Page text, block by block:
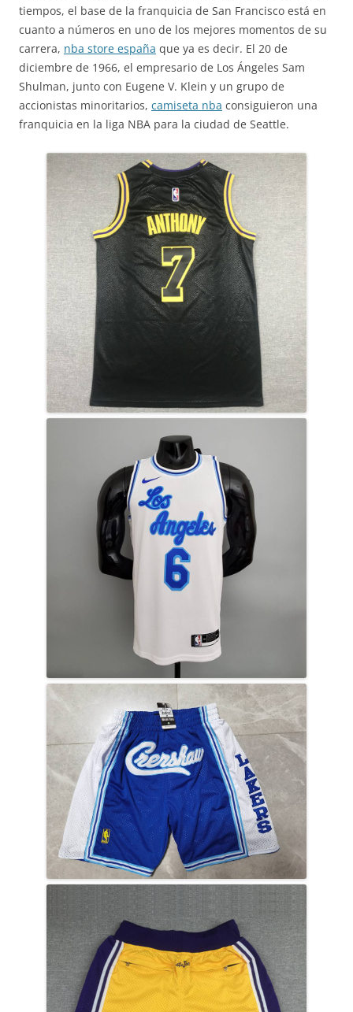
tiempos, el base de la franquicia de San Francisco está en
cuanto a números en uno de los mejores momentos de su
carrera, nba store españa que ya es decir. El 20 de
diciembre de 1966, el empresario de Los Ángeles Sam
Shulman, junto con Eugene V. Klein y un grupo de
accionistas minoritarios, camiseta nba consiguieron una
franquicia en la liga NBA para la ciudad de Seattle.